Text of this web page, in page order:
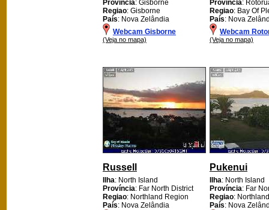
Província: Gisborne
Regiao: Gisborne
País: Nova Zelândia
Webcam Gisborne
(Veja no mapa)
Província:
Regiao: Bay Of
País: Nova
Webcam
(Veja no mapa)
Russell
Ilha: North Island
Província: Far North District
Regiao: Northland Region
País: Nova Zelândia
Pukenui
Ilha: North Island
Província: Far
Regiao:
País: Nova